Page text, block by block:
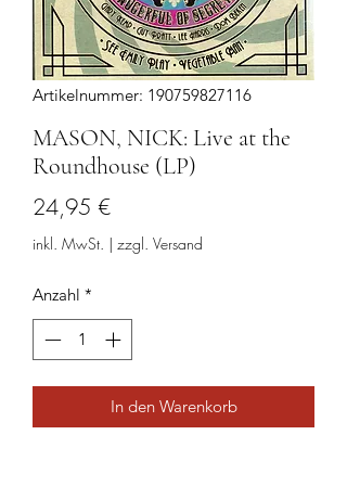
Artikelnummer: 190759827116
MASON, NICK: Live at the
Roundhouse (LP)
24,95 €Preis
inkl. MwSt. | zzgl. Versand
Anzahl *
In den Warenkorb